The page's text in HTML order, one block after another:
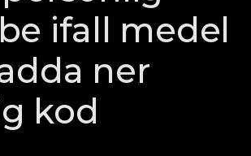
ifall medel
ner
kod